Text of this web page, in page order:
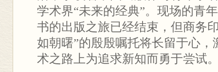
学术界“未来的经典”。现场的青
书的出版之旅已经结束，但商务
如朝曙”的殷殷嘱托将长留于心
术之路上为追求新知而勇于尝试